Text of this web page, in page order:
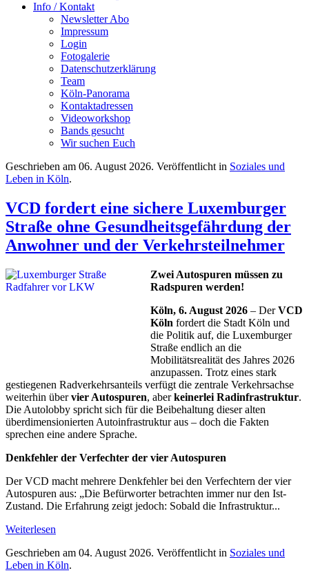
Info / Kontakt
Newsletter Abo
Impressum
Login
Fotogalerie
Datenschutzerklärung
Team
Köln-Panorama
Kontaktadressen
Videoworkshop
Bands gesucht
Wir suchen Euch
Geschrieben am 06. August 2026. Veröffentlicht in Soziales und
Leben in Köln.
VCD fordert eine sichere Luxemburger
Straße ohne Gesundheitsgefährdung der
Anwohner und der Verkehrsteilnehmer
Zwei Autospuren müssen zu
Radspuren werden!
Köln, 6. August 2026 – DerVCD
Köln fordert die Stadt Köln und
die Politik auf, die Luxemburger
Straße endlich an die
Mobilitätsrealität des Jahres 2026
anzupassen. Trotz eines stark
gestiegenen Radverkehrsanteils verfügt die zentrale Verkehrsachse
weiterhin übervier Autospuren, aberkeinerlei Radinfrastruktur.
Die Autolobby spricht sich für die Beibehaltung dieser alten
überdimensionierten Autoinfrastruktur aus – doch die Fakten
sprechen eine andere Sprache.
Denkfehler der Verfechter der vier Autospuren
Der VCD macht mehrere Denkfehler bei den Verfechtern der vier
Autospuren aus: „Die Befürworter betrachten immer nur den Ist-
Zustand. Die Erfahrung zeigt jedoch: Sobald die Infrastruktur...
Weiterlesen
Geschrieben am 04. August 2026. Veröffentlicht in Soziales und
Leben in Köln.